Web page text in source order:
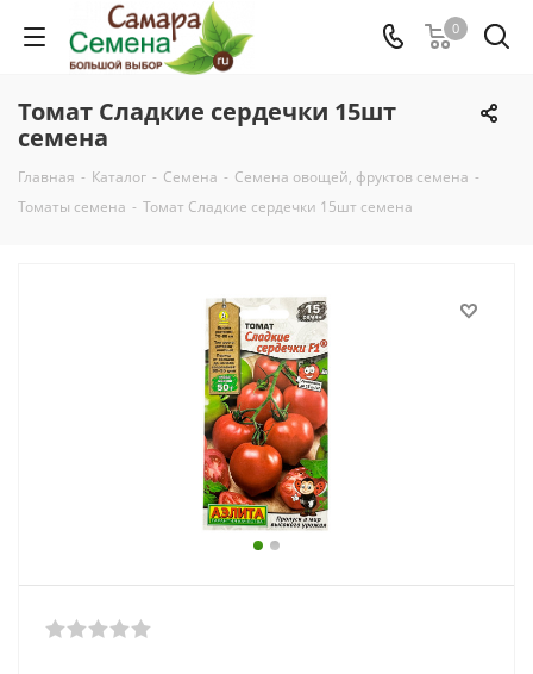
0
Томат Сладкие сердечки 15шт
семена
Главная - Каталог - Семена - Семена овощей, фруктов семена -
Томаты семена - Томат Сладкие сердечки 15шт семена